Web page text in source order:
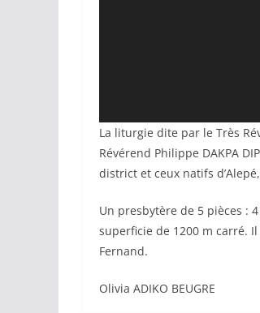
La liturgie dite par le Très
Révérend Philippe DAKPA
district et ceux natifs
Un presbytère de 5 pièces :
superficie de 1200 m carré.
Fernand.
Olivia ADIKO BEUGRE